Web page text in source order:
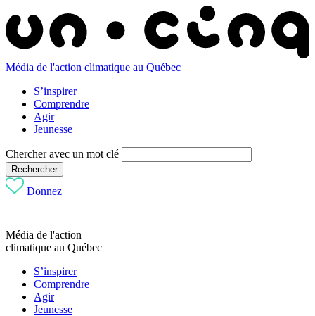
Média de l'action climatique au Québec
S’inspirer
Comprendre
Agir
Jeunesse
Chercher avec un mot clé
Rechercher
Donnez
Média de l'action
climatique au Québec
S’inspirer
Comprendre
Agir
Jeunesse